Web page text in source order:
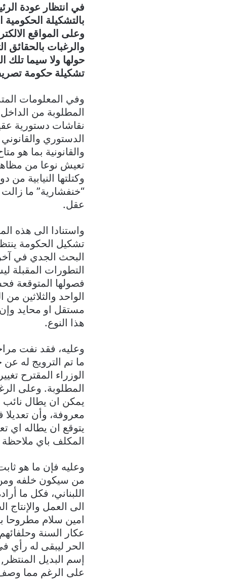
في انتظار عودة
بالتشكيلة الحكومية
وعلى المواقع
والرغبات
حولها ولا سيما تلك
تشكيلة حكومة
وفي المعلومات
المطلوبة من
نقاشات دستورية
الدستوري
والقانونية بما هو
تعيش نوعا من مظاهر
وكتلتها النيابية
“خنفشارية” ما زالت
عقل.
واستنادا الى هذه
تشكيل الحكومة
البحث الجدي في آخر
التطورات المقبلة
فصولها المتوقعة
الواحد والثلاثين
مستقل او محايد
هذا النوع.
وعليه، فقد نفت
ما تم الترويج له
الوزراء المقترح
المطلوبة. وعلى
يمكن ان يطال نائب
معروفة، وأن
يتوقع ان يطاله
المكلف باي
وعليه فإن ما هو
من سيكون خلفه
اللبناني، فكل ما
الى العمل
امين سلام مطروحا
عكار السنة
الحر ليبقى له رأي
إسم البديل
على الرغم مما وصف